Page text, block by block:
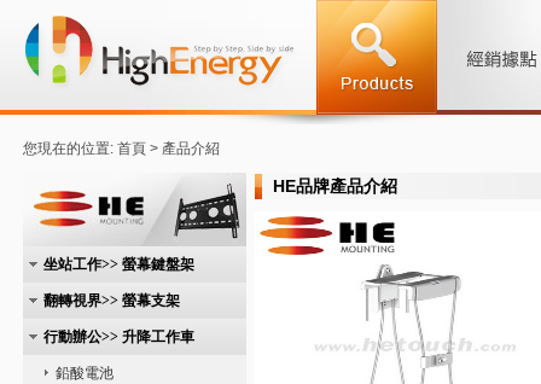
您現在的位置: 首頁 > 產品介紹
坐站工作>> 螢幕鍵盤架
翻轉視界>> 螢幕支架
行動辦公>> 升降工作車
鉛酸電池
HE品牌產品介紹